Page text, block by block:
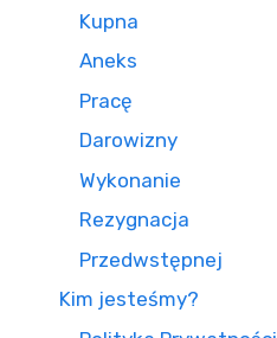
Kupna
Aneks
Pracę
Darowizny
Wykonanie
Rezygnacja
Przedwstępnej
Kim jesteśmy?